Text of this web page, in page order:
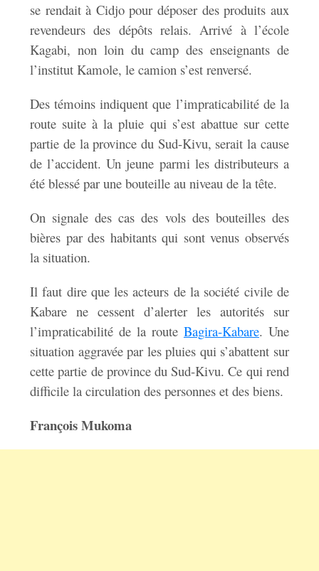
se rendait à Cidjo pour déposer des produits aux
revendeurs des dépôts relais. Arrivé à l’école
Kagabi, non loin du camp des enseignants de
l’institut Kamole, le camion s’est renversé.
Des témoins indiquent que l’impraticabilité de la
route suite à la pluie qui s’est abattue sur cette
partie de la province du Sud-Kivu, serait la cause
de l’accident. Un jeune parmi les distributeurs a
été blessé par une bouteille au niveau de la tête.
On signale des cas des vols des bouteilles des
bières par des habitants qui sont venus observés
la situation.
Il faut dire que les acteurs de la société civile de
Kabare ne cessent d’alerter les autorités sur
l’impraticabilité de la route Bagira-Kabare. Une
situation aggravée par les pluies qui s’abattent sur
cette partie de province du Sud-Kivu. Ce qui rend
difficile la circulation des personnes et des biens.
François Mukoma